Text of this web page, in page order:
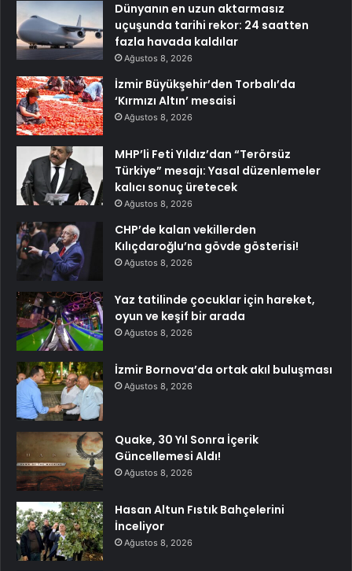
Dünyanın en uzun aktarmasız
uçuşunda tarihi rekor: 24 saatten
fazla havada kaldılar
Ağustos 8, 2026
İzmir Büyükşehir’den Torbalı’da
‘Kırmızı Altın’ mesaisi
Ağustos 8, 2026
MHP’li Feti Yıldız’dan “Terörsüz
Türkiye” mesajı: Yasal düzenlemeler
kalıcı sonuç üretecek
Ağustos 8, 2026
CHP’de kalan vekillerden
Kılıçdaroğlu’na gövde gösterisi!
Ağustos 8, 2026
Yaz tatilinde çocuklar için hareket,
oyun ve keşif bir arada
Ağustos 8, 2026
İzmir Bornova’da ortak akıl buluşması
Ağustos 8, 2026
Quake, 30 Yıl Sonra İçerik
Güncellemesi Aldı!
Ağustos 8, 2026
Hasan Altun Fıstık Bahçelerini
İnceliyor
Ağustos 8, 2026